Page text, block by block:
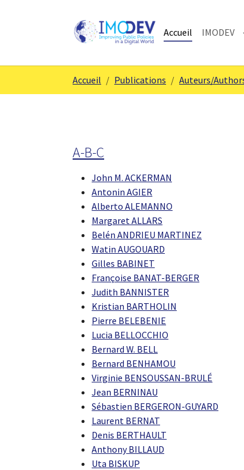
Accueil IMODEV
Accueil Publications Auteurs/
A-B-C
John M. ACKERMAN
Antonin AGIER
Alberto ALEMANNO
Margaret ALLARS
Belén ANDRIEU MARTINEZ
Watin AUGOUARD
Gilles BABINET
Françoise BANAT-BERGER
Judith BANNISTER
Kristian BARTHOLIN
Pierre BELEBENIE
Lucia BELLOCCHIO
Bernard W. BELL
Bernard BENHAMOU
Virginie BENSOUSSAN-BRULÉ
Jean BERNINAU
Sébastien BERGERON-GUYARD
Laurent BERNAT
Denis BERTHAULT
Anthony BILLAUD
Uta BISKUP